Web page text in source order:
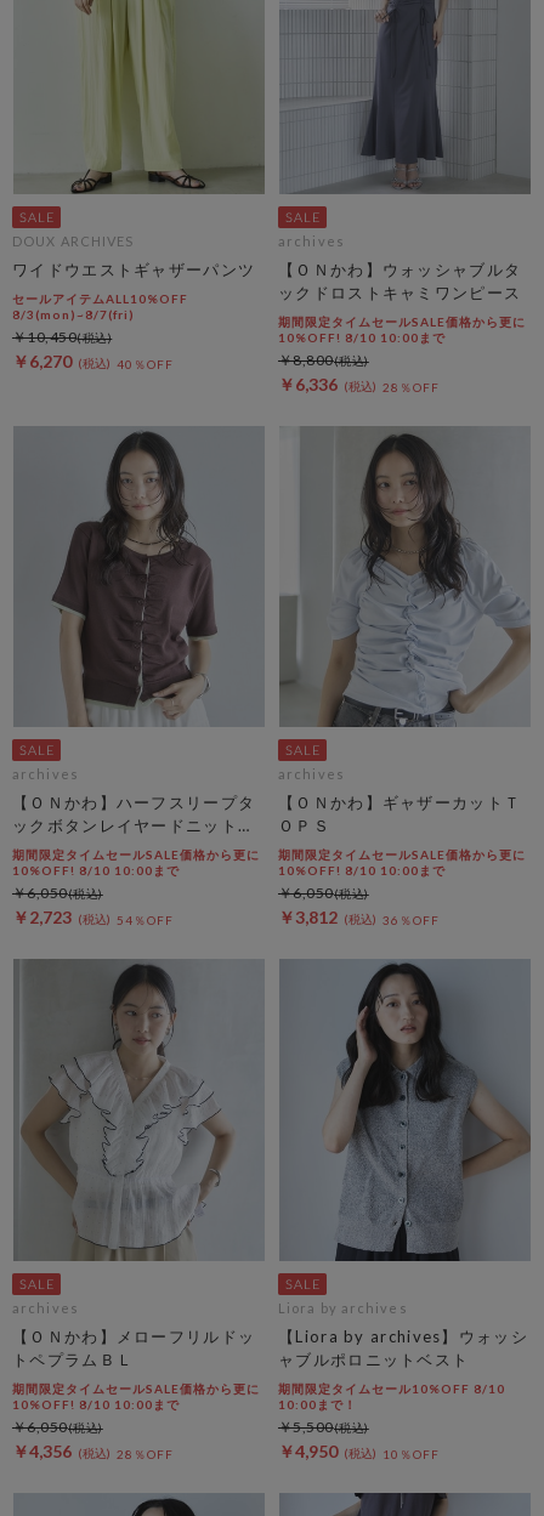
DOUX ARCHIVES
ワイドウエストギャザーパンツ
セールアイテムALL10%OFF
8/3(mon)~8/7(fri)
￥6,270 40％OFF
￥10,450
archives
【ＯＮかわ】ウォッシャブルタ
ックドロストキャミワンピース
期間限定タイムセールSALE価格から更に
10%OFF! 8/10 10:00まで
￥6,336 28％OFF
￥8,800
archives
【ＯＮかわ】ハーフスリープタ
ックボタンレイヤードニットカ
ーディガン
期間限定タイムセールSALE価格から更に
10%OFF! 8/10 10:00まで
￥2,723 54％OFF
￥6,050
archives
【ＯＮかわ】ギャザーカットＴ
ＯＰＳ
期間限定タイムセールSALE価格から更に
10%OFF! 8/10 10:00まで
￥3,812 36％OFF
￥6,050
archives
【ＯＮかわ】メローフリルドッ
トペプラムＢＬ
期間限定タイムセールSALE価格から更に
10%OFF! 8/10 10:00まで
￥4,356 28％OFF
￥6,050
Liora by archives
【Liora by archives】ウォッシ
ャブルポロニットベスト
期間限定タイムセール10%OFF 8/10
10:00まで！
￥4,950 10％OFF
￥5,500